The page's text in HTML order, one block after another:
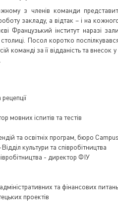
з членів команди
закладу, а відтак – і на
Французький інститут наразі
Посол коротко
команді за її відданість та внесок
мовних іспитів та тестів
та освітніх програм, бюро
культури та співробітництва
- директор ФІУ
та фінансових питань
проектів